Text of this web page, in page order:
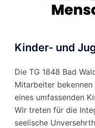
Kinder- und
Die TG 1848 Bad
Mitarbeiter
eines umfassenden
Wir treten für die
seelische